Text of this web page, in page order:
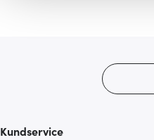
Kundservice